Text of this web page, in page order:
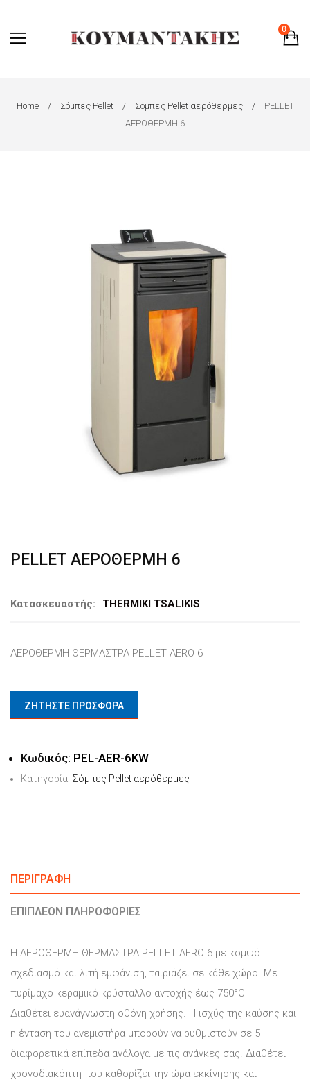
0
Home Σόμπες Pellet Σόμπες Pellet αερόθερμες
PELLET
ΑΕΡΟΘΕΡΜΗ 6
PELLET ΑΕΡΟΘΕΡΜΗ 6
Κατασκευαστής: THERMIKI TSALIKIS
ΑΕΡΟΘΕΡΜΗ ΘΕΡΜΑΣΤΡΑ PELLET AERO 6
ΖΗΤΗΣΤΕ ΠΡΟΣΦΟΡΑ
Κωδικός: PEL-AER-6KW
Κατηγορία: Σόμπες Pellet αερόθερμες
ΠΕΡΙΓΡΑΦΉ
ΕΠΙΠΛΈΟΝ ΠΛΗΡΟΦΟΡΊΕΣ
H ΑΕΡΟΘΕΡΜΗ ΘΕΡΜΑΣΤΡΑ PELLET AERO 6 με κομψό
σχεδιασμό και λιτή εμφάνιση, ταιριάζει σε κάθε χώρο. Mε
πυρίμαχο κεραμικό κρύσταλλο αντοχής έως 750°C
Διαθέτει ευανάγνωστη οθόνη χρήσης. Η ισχύς της καύσης και
η ένταση του ανεμιστήρα μπορούν να ρυθμιστούν σε 5
διαφορετικά επίπεδα ανάλογα με τις ανάγκες σας. Διαθέτει
χρονοδιακόπτη που καθορίζει την ώρα εκκίνησης και